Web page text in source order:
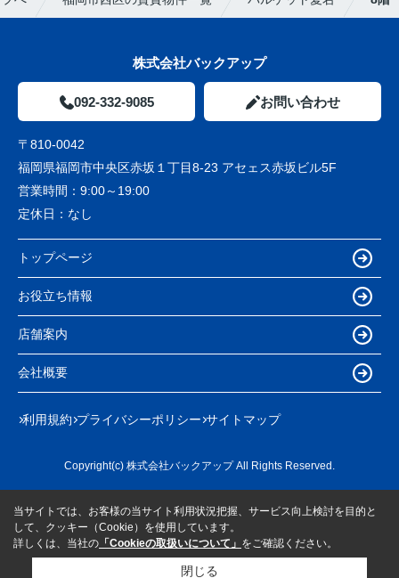
株式会社バックアップ
092-332-9085 お問い合わせ
〒810-0042
福岡県福岡市中央区赤坂１丁目8-23 アセェス赤坂ビル5F
営業時間： 9:00～19:00
定休日： なし
トップページ
お役立ち情報
店舗案内
会社概要
利用規約 プライバシーポリシー サイトマップ
Copyright(c) 株式会社バックアップ All Rights Reserved.
当サイトでは、お客様の当サイト利用状況把握、サービス向上検討を目的と
して、クッキー（Cookie）を使用しています。
詳しくは、当社の 「Cookieの取扱いについて」 をご確認ください。
閉じる